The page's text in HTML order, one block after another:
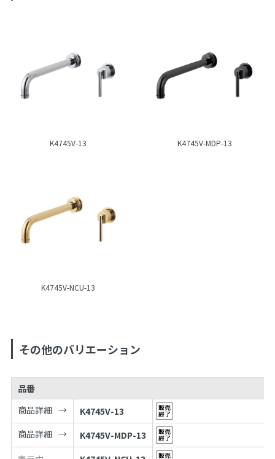
K4745V-13 K4745V-MDP-13
K4745V-NCU-13
その他のバリエーション
品番
商品詳細
K4745V-13
商品詳細
K4745V-MDP-13